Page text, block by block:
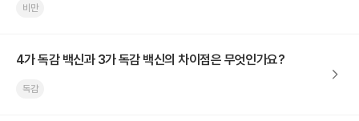
비만
4가 독감 백신과 3가 독감 백신의 차이점은 무엇인가요?
독감